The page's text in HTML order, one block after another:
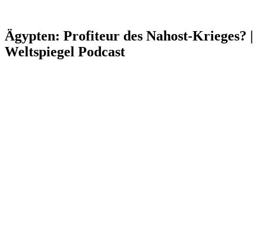
Ägypten: Profiteur des Nahost-Krieges? |
Weltspiegel Podcast